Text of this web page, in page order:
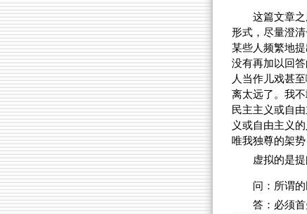
这篇文章
形式，尽量澄
某些人频繁地
没有再加以回
人当作儿戏甚
离太远了。我
民主主义或自
义或自由主义
唯我独尊的架势
虚拟的是
问：所谓
答：必须